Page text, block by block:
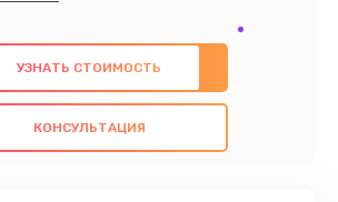
и качественный ремонт с
оригинальных компонентов, а
качество всех
работ. Наша цель - предоставить
УЗНАТЬ СТОИМОСТЬ
КОНСУЛЬТАЦИЯ